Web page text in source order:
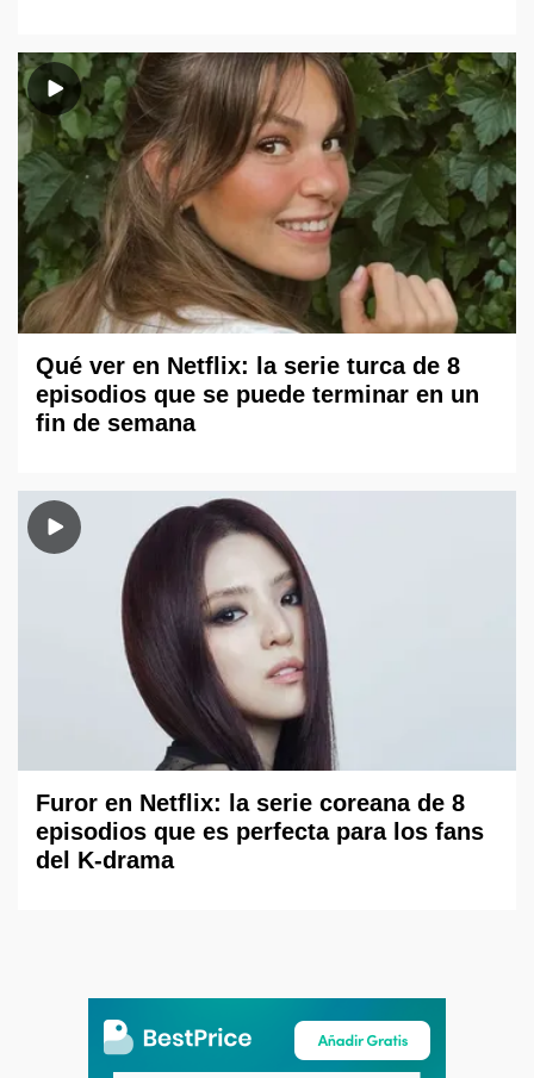
Qué ver en Netflix: la serie turca de 8
episodios que se puede terminar en un
fin de semana
Furor en Netflix: la serie coreana de 8
episodios que es perfecta para los fans
del K-drama